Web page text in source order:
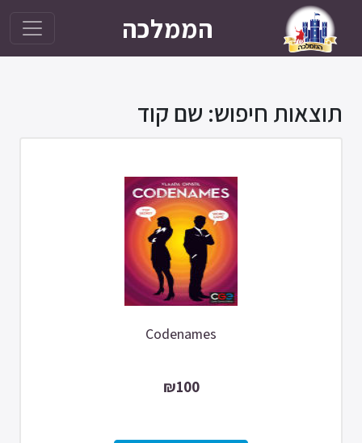
הממלכה
תוצאות חיפוש: שם קוד
Codenames
₪100